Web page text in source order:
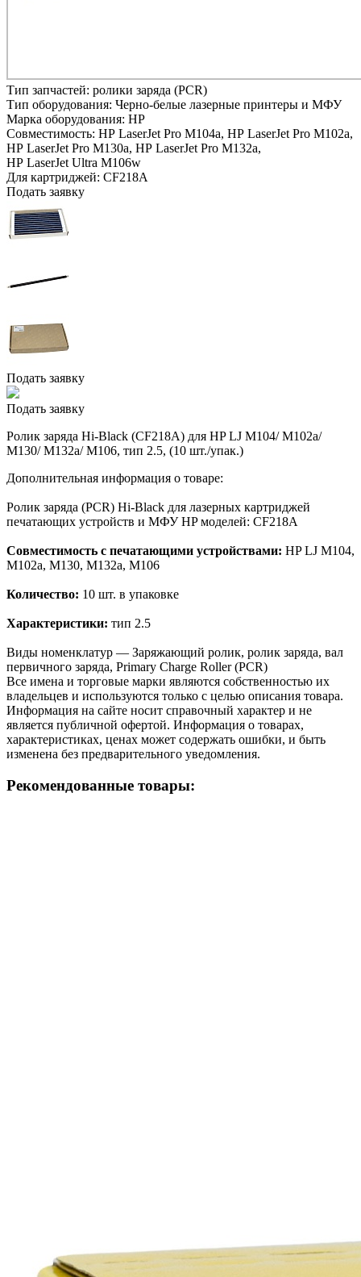
Тип запчастей: ролики заряда (PCR)
Тип оборудования: Черно-белые лазерные принтеры и МФУ
Марка оборудования: HP
Совместимость: HP LaserJet Pro M104a, HP LaserJet Pro M102a,
HP LaserJet Pro M130a, HP LaserJet Pro M132a,
HP LaserJet Ultra M106w
Для картриджей: CF218A
Подать заявку
Подать заявку
Подать заявку
Ролик заряда Hi-Black (CF218A) для HP LJ M104/ M102a/
M130/ M132a/ M106, тип 2.5, (10 шт./упак.)
Дополнительная информация о товаре:
Ролик заряда (PCR) Hi-Black для лазерных картриджей
печатающих устройств и МФУ HP моделей: CF218A
Совместимость с печатающими устройствами: HP LJ M104,
M102a, M130, M132a, M106
Количество: 10 шт. в упаковке
Характеристики: тип 2.5
Виды номенклатур — Заряжающий ролик, ролик заряда, вал
первичного заряда, Primary Charge Roller (PCR)
Все имена и торговые марки являются собственностью их
владельцев и используются только с целью описания товара.
Информация на сайте носит справочный характер и не
является публичной офертой. Информация о товарах,
характеристиках, ценах может содержать ошибки, и быть
изменена без предварительного уведомления.
Рекомендованные товары: